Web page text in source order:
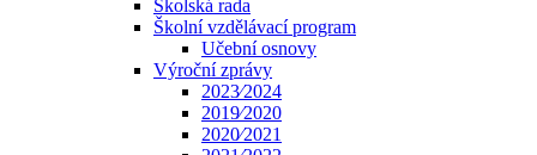
Školská rada
Školní vzdělávací program
Učební osnovy
Výroční zprávy
2023⁄2024
2019⁄2020
2020⁄2021